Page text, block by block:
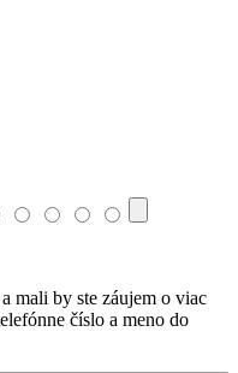
mali by ste záujem o viac
číslo a meno do